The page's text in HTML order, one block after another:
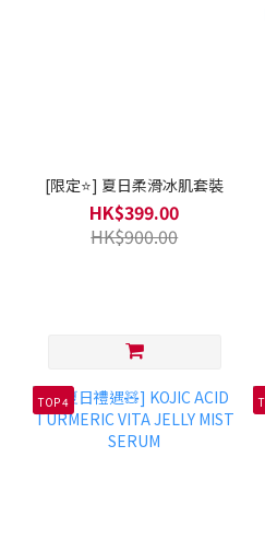
[限定⭐] 夏日柔滑冰肌套裝
HK$399.00
HK$900.00
TOP 4